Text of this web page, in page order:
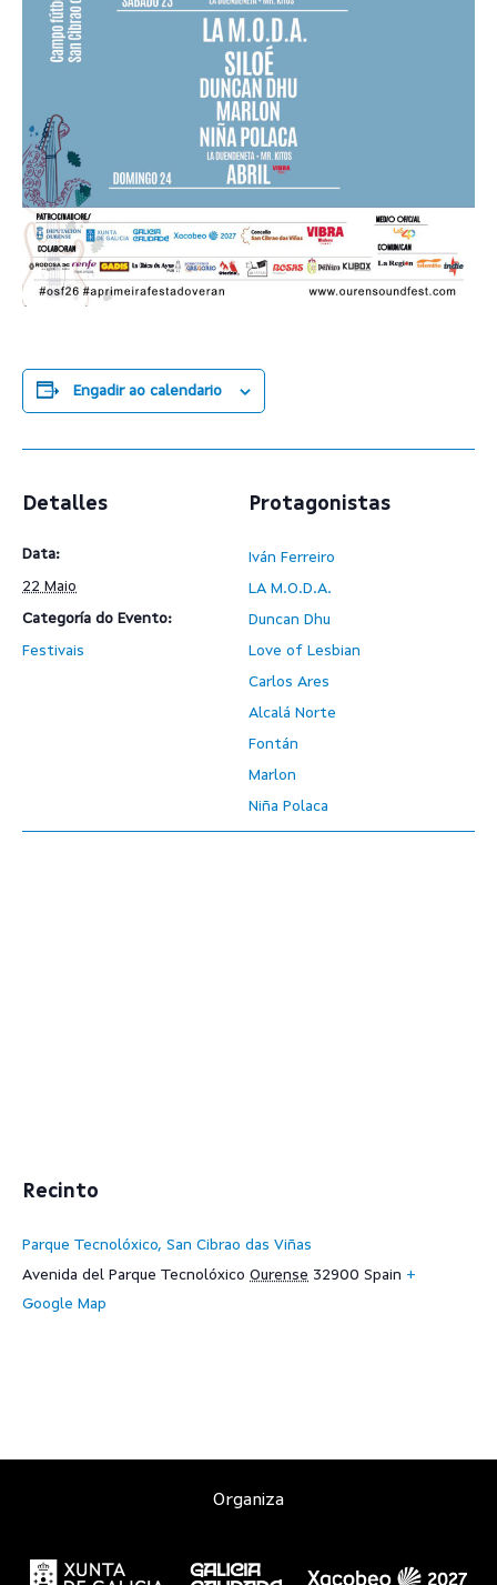
Engadir ao calendario
Detalles
Data:
22 Maio
Categoría do Evento:
Festivais
Protagonistas
Iván Ferreiro
LA M.O.D.A.
Duncan Dhu
Love of Lesbian
Carlos Ares
Alcalá Norte
Fontán
Marlon
Niña Polaca
Recinto
Parque Tecnolóxico, San Cibrao das Viñas
Avenida del Parque Tecnolóxico Ourense 32900 Spain +
Google Map
Organiza